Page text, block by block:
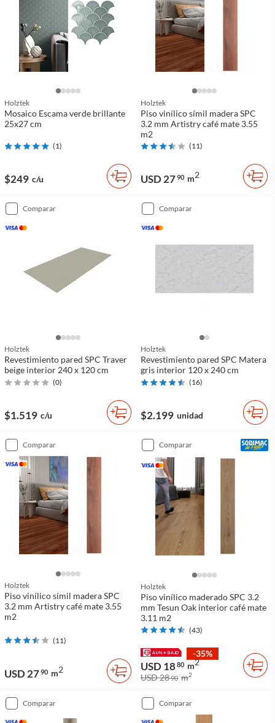
Holztek
Mosaico Escama verde brillante
25x27 cm
(1)
$249 c/u
Holztek
Piso vinílico símil madera SPC
3.2 mm Artistry café mate 3.55
m2
(11)
USD 2790 m2
comparar
Holztek
Revestimiento pared SPC Traver
beige interior 240 x 120 cm
(0)
$1.519 c/u
comparar
Holztek
Revestimiento pared SPC Matera
gris interior 120 x 240 cm
(16)
$2.199 unidad
comparar
Holztek
Piso vinílico símil madera SPC
3.2 mm Artistry café mate 3.55
m2
(11)
USD 2790 m2
comparar
Holztek
Piso vinílico maderado SPC 3.2
mm Tesun Oak interior café mate
3.11 m2
(43)
-35%
USD 1880 m2
USD 2890 m2
comparar comparar